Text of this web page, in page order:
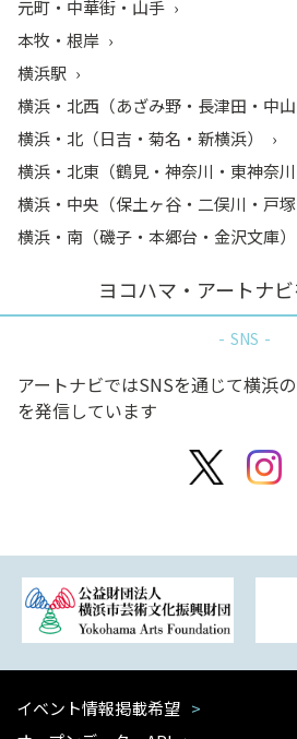
元町・中華街・山手
本牧・根岸
横浜駅
横浜・北西（あざみ野・長津田・中山
横浜・北（日吉・菊名・新横浜）
横浜・北東（鶴見・神奈川・東神奈川
横浜・中央（保土ヶ谷・二俣川・戸塚
横浜・南（磯子・本郷台・金沢文庫）
ヨコハマ・アートナ
SNS
アートナビではSNSを通じて横浜
を発信しています
イベント情報掲載希望